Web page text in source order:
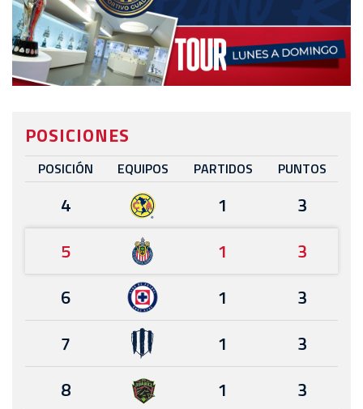
POSICIONES
POSICIÓN EQUIPOS PARTIDOS PUNTOS
4 1
3
5
1
3
6
1
3
7
1
3
8
1 3